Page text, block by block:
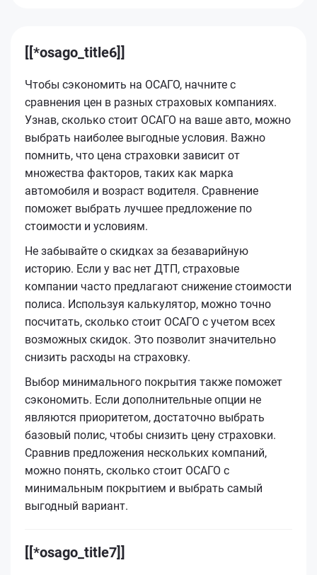
[[*osago_title6]]
Чтобы сэкономить на ОСАГО, начните с
сравнения цен в разных страховых компаниях.
Узнав, сколько стоит ОСАГО на ваше авто, можно
выбрать наиболее выгодные условия. Важно
помнить, что цена страховки зависит от
множества факторов, таких как марка
автомобиля и возраст водителя. Сравнение
поможет выбрать лучшее предложение по
стоимости и условиям.
Не забывайте о скидках за безаварийную
историю. Если у вас нет ДТП, страховые
компании часто предлагают снижение стоимости
полиса. Используя калькулятор, можно точно
посчитать, сколько стоит ОСАГО с учетом всех
возможных скидок. Это позволит значительно
снизить расходы на страховку.
Выбор минимального покрытия также поможет
сэкономить. Если дополнительные опции не
являются приоритетом, достаточно выбрать
базовый полис, чтобы снизить цену страховки.
Сравнив предложения нескольких компаний,
можно понять, сколько стоит ОСАГО с
минимальным покрытием и выбрать самый
выгодный вариант.
[[*osago_title7]]